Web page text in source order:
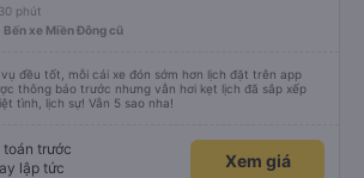
phút
Bến xe Miền Đông cũ
đều tốt, mỗi cái xe đón sớm hơn lịch đặt trên app
thông báo trước nhưng vẫn hơi kẹt lịch đã sắp xếp
tình, lịch sự! Vẫn 5 sao nha!
toán trước
lập tức
Xem giá